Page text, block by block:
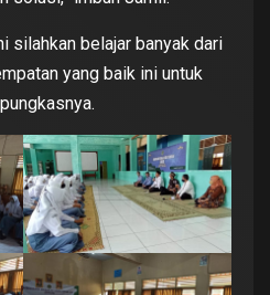
silahkan belajar banyak dari
yang baik ini untuk